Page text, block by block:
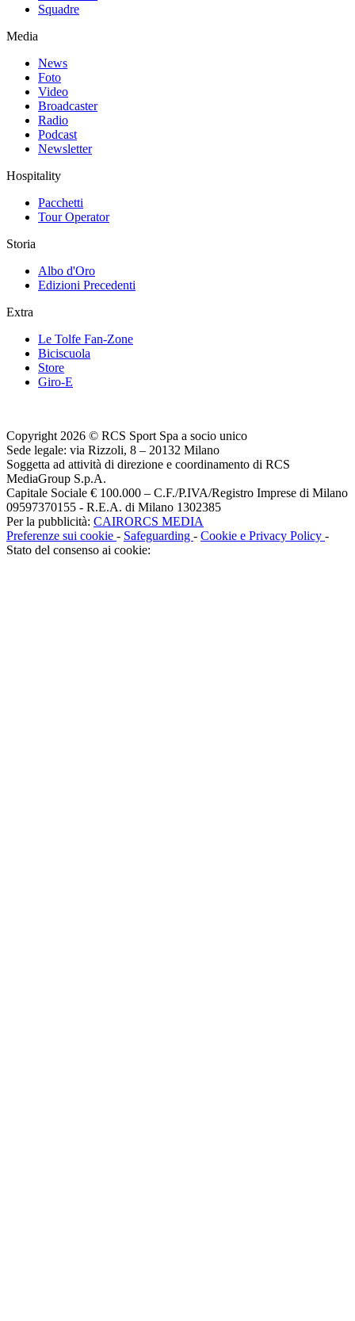
Squadre
Media
News
Foto
Video
Broadcaster
Radio
Podcast
Newsletter
Hospitality
Pacchetti
Tour Operator
Storia
Albo d'Oro
Edizioni Precedenti
Extra
Le Tolfe Fan-Zone
Biciscuola
Store
Giro-E
Copyright 2026 © RCS Sport Spa a socio unico
Sede legale: via Rizzoli, 8 – 20132 Milano
Soggetta ad attività di direzione e coordinamento di RCS
MediaGroup S.p.A.
Capitale Sociale € 100.000 – C.F./P.IVA/Registro Imprese di Milano
09597370155 - R.E.A. di Milano 1302385
Per la pubblicità: CAIRORCS MEDIA
Preferenze sui cookie - Safeguarding - Cookie e Privacy Policy -
Stato del consenso ai cookie: